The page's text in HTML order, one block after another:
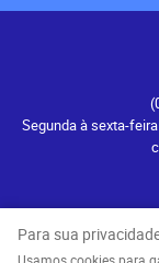
Segunda à sexta-
Avenida
Para sua